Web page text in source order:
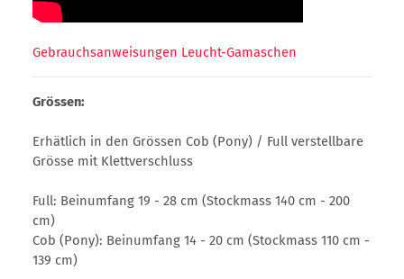
Gebrauchsanweisungen Leucht-Gamaschen
Grössen:
Erhätlich in den Grössen Cob (Pony) / Full verstellbare
Grösse mit Klettverschluss
Full: Beinumfang 19 - 28 cm (Stockmass 140 cm - 200
cm)
Cob (Pony): Beinumfang 14 - 20 cm (Stockmass 110 cm -
139 cm)